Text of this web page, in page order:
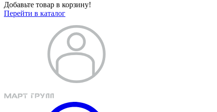
Добавьте товар в корзину!
Перейти в каталог